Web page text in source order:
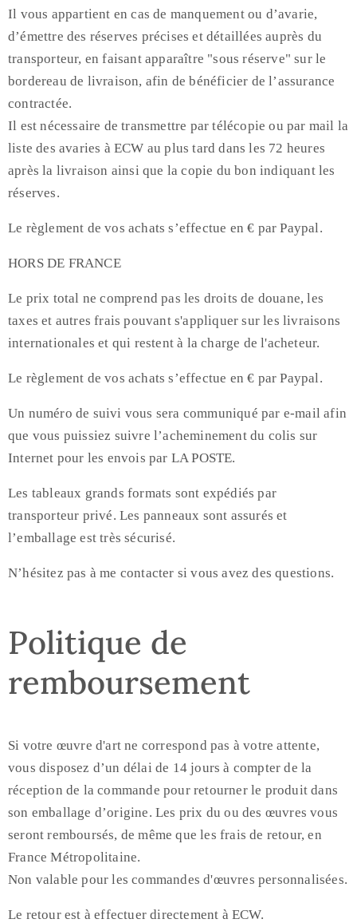
Il vous appartient en cas de manquement ou d’avarie,
d’émettre des réserves précises et détaillées auprès du
transporteur, en faisant apparaître "sous réserve" sur le
bordereau de livraison, afin de bénéficier de l’assurance
contractée.
Il est nécessaire de transmettre par télécopie ou par mail la
liste des avaries à ECW au plus tard dans les 72 heures
après la livraison ainsi que la copie du bon indiquant les
réserves.
Le règlement de vos achats s’effectue en € par Paypal.
HORS DE FRANCE
Le prix total ne comprend pas les droits de douane, les
taxes et autres frais pouvant s'appliquer sur les livraisons
internationales et qui restent à la charge de l'acheteur.
Le règlement de vos achats s’effectue en € par Paypal.
Un numéro de suivi vous sera communiqué par e-mail afin
que vous puissiez suivre l’acheminement du colis sur
Internet pour les envois par LA POSTE.
Les tableaux grands formats sont expédiés par
transporteur privé. Les panneaux sont assurés et
l’emballage est très sécurisé.
N’hésitez pas à me contacter si vous avez des questions.
Politique de
remboursement
Si votre œuvre d'art ne correspond pas à votre attente,
vous disposez d’un délai de 14 jours à compter de la
réception de la commande pour retourner le produit dans
son emballage d’origine. Les prix du ou des œuvres vous
seront remboursés, de même que les frais de retour, en
France Métropolitaine.
Non valable pour les commandes d'œuvres personnalisées.
Le retour est à effectuer directement à ECW.